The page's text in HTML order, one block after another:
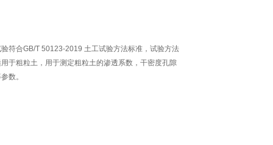
符合GB/T 50123-2019 土工试验方法标准，试验方法
于粗粒土，用于测定粗粒土的渗透系数，干密度孔隙
数。